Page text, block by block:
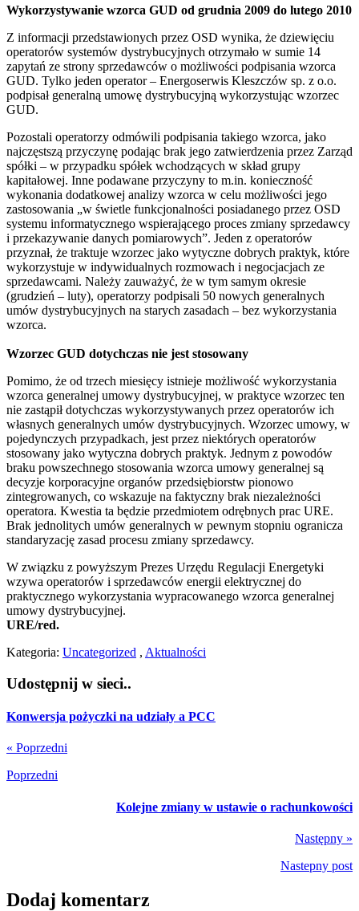
Wykorzystywanie wzorca GUD od grudnia 2009 do lutego 2010
Z informacji przedstawionych przez OSD wynika, że dziewięciu
operatorów systemów dystrybucyjnych otrzymało w sumie 14
zapytań ze strony sprzedawców o możliwości podpisania wzorca
GUD. Tylko jeden operator – Energoserwis Kleszczów sp. z o.o.
podpisał generalną umowę dystrybucyjną wykorzystując wzorzec
GUD.
Pozostali operatorzy odmówili podpisania takiego wzorca, jako
najczęstszą przyczynę podając brak jego zatwierdzenia przez Zarząd
spółki – w przypadku spółek wchodzących w skład grupy
kapitałowej. Inne podawane przyczyny to m.in. konieczność
wykonania dodatkowej analizy wzorca w celu możliwości jego
zastosowania „w świetle funkcjonalności posiadanego przez OSD
systemu informatycznego wspierającego proces zmiany sprzedawcy
i przekazywanie danych pomiarowych”. Jeden z operatorów
przyznał, że traktuje wzorzec jako wytyczne dobrych praktyk, które
wykorzystuje w indywidualnych rozmowach i negocjacjach ze
sprzedawcami. Należy zauważyć, że w tym samym okresie
(grudzień – luty), operatorzy podpisali 50 nowych generalnych
umów dystrybucyjnych na starych zasadach – bez wykorzystania
wzorca.
Wzorzec GUD dotychczas nie jest stosowany
Pomimo, że od trzech miesięcy istnieje możliwość wykorzystania
wzorca generalnej umowy dystrybucyjnej, w praktyce wzorzec ten
nie zastąpił dotychczas wykorzystywanych przez operatorów ich
własnych generalnych umów dystrybucyjnych. Wzorzec umowy, w
pojedynczych przypadkach, jest przez niektórych operatorów
stosowany jako wytyczna dobrych praktyk. Jednym z powodów
braku powszechnego stosowania wzorca umowy generalnej są
decyzje korporacyjne organów przedsiębiorstw pionowo
zintegrowanych, co wskazuje na faktyczny brak niezależności
operatora. Kwestia ta będzie przedmiotem odrębnych prac URE.
Brak jednolitych umów generalnych w pewnym stopniu ogranicza
standaryzację zasad procesu zmiany sprzedawcy.
W związku z powyższym Prezes Urzędu Regulacji Energetyki
wzywa operatorów i sprzedawców energii elektrycznej do
praktycznego wykorzystania wypracowanego wzorca generalnej
umowy dystrybucyjnej.
URE/red.
Kategoria: Uncategorized , Aktualności
Udostępnij w sieci..
Konwersja pożyczki na udziały a PCC
« Poprzedni
Poprzedni
Kolejne zmiany w ustawie o rachunkowości
Następny »
Nastepny post
Dodaj komentarz